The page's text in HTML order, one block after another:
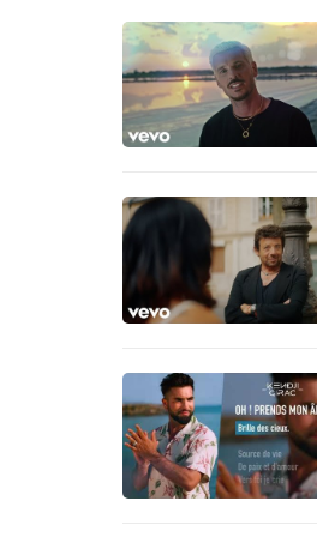
Ecrire à RCN
Liens utiles
Shabbat Project
Ville de Nice
Département des Alpes Maritimes
Ma Région Sud